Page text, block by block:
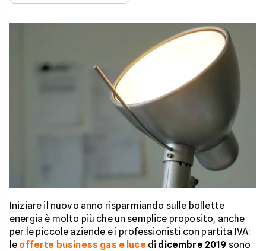
Iniziare il nuovo anno risparmiando sulle bollette
energia è molto più che un semplice proposito, anche
per le piccole aziende e i professionisti con partita IVA:
le offerte business gas e luce di dicembre 2019 sono